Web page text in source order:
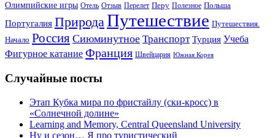
Олимпийские игры Отель Отзыв Перелет Перу Полезное Польша
Португалия ПриродаПутешествие Путешествия.
Начало Россия Сиюминутное Транспорт Турция Учеба
Фигурное катание Франция Швейцария Южная Корея
Случайные посты
Этап Кубка мира по фристайлу (ски-кросс) в
«Солнечной долине»
Learning and Memory, Central Queensland University
Ну и сезон… Я про туристический